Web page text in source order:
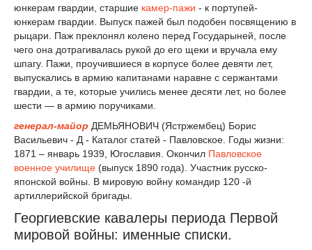
юнкерам гвардии, старшие камер-пажи - к портупей-
юнкерам гвардии. Выпуск пажей был подобен посвящению в
рыцари. Паж преклонял колено перед Государыней, после
чего она дотрагивалась рукой до его щеки и вручала ему
шпагу. Пажи, проучившиеся в корпусе более девяти лет,
выпускались в армию капитанами наравне с сержантами
гвардии, а те, которые учились менее десяти лет, но более
шести — в армию поручиками.
генерал-майор ДЕМЬЯНОВИЧ (Ястржембец) Борис
Васильевич - Д - Каталог статей - Павловское. Годы жизни:
1871 – январь 1939, Югославия. Окончил Павловское
военное училище (выпуск 1890 года). Участник русско-
японской войны. В мировую войну командир 120 -й
артиллерийской бригады.
Георгиевские кавалеры периода Первой
мировой войны: именные списки.